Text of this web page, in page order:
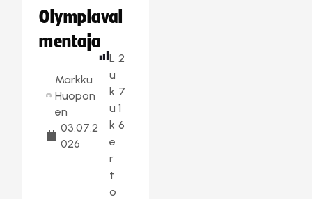
Olympiaval
mentaja
Markku
Huopon
en
03.07.2
026
L
u
k
u
k
e
r
t
o
2
7
1
6